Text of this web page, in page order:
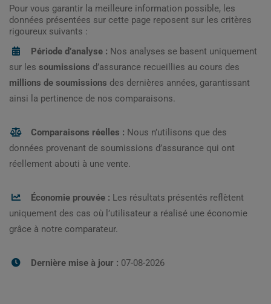
Pour vous garantir la meilleure information possible, les
données présentées sur cette page reposent sur les critères
rigoureux suivants :
Période d’analyse : Nos analyses se basent uniquement
sur les soumissions d’assurance recueillies au cours des
millions de soumissions des dernières années, garantissant
ainsi la pertinence de nos comparaisons.
Comparaisons réelles : Nous n’utilisons que des
données provenant de soumissions d’assurance qui ont
réellement abouti à une vente.
Économie prouvée : Les résultats présentés reflètent
uniquement des cas où l’utilisateur a réalisé une économie
grâce à notre comparateur.
Dernière mise à jour : 07-08-2026